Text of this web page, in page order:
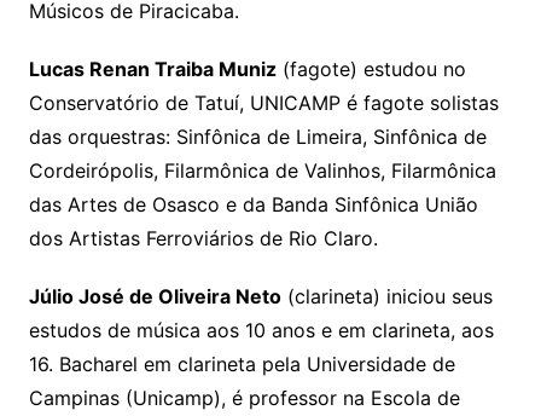
Músicos de Piracicaba.
Lucas Renan Traiba Muniz(fagote) estudou no
Conservatório de Tatuí, UNICAMP é fagote solistas
das orquestras: Sinfônica de Limeira, Sinfônica de
Cordeirópolis, Filarmônica de Valinhos, Filarmônica
das Artes de Osasco e da Banda Sinfônica União
dos Artistas Ferroviários de Rio Claro.
Júlio José de Oliveira Neto(clarineta) iniciou seus
estudos de música aos 10 anos e em clarineta, aos
16. Bacharel em clarineta pela Universidade de
Campinas (Unicamp), é professor na Escola de